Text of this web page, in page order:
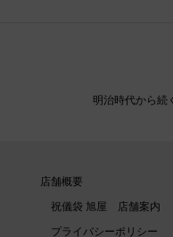
明治時代から続
店舗概要
祝儀袋 旭屋 店舗案内
プライバシーポリシー